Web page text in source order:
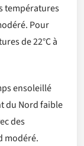
températures
Pour
de 22°C à
ensoleillé
du Nord faible
des
modéré.